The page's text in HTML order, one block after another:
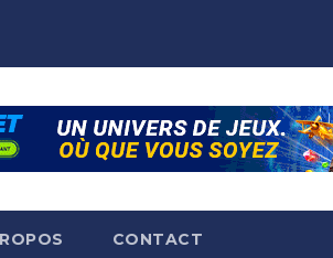
CONTACT